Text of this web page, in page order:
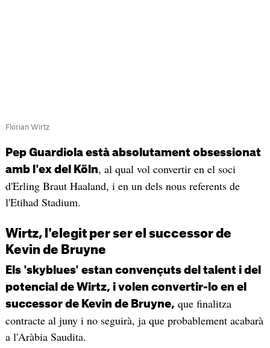
Florian Wirtz
Pep Guardiola està absolutament obsessionat
amb l'ex del Köln, al qual vol convertir en el soci
d'Erling Braut Haaland, i en un dels nous referents de
l'Etihad Stadium.
Wirtz, l'elegit per ser el successor de
Kevin de Bruyne
Els 'skyblues' estan convençuts del talent i del
potencial de Wirtz, i volen convertir-lo en el
successor de Kevin de Bruyne, que finalitza
contracte al juny i no seguirà, ja que probablement acabarà
a l'Aràbia Saudita.